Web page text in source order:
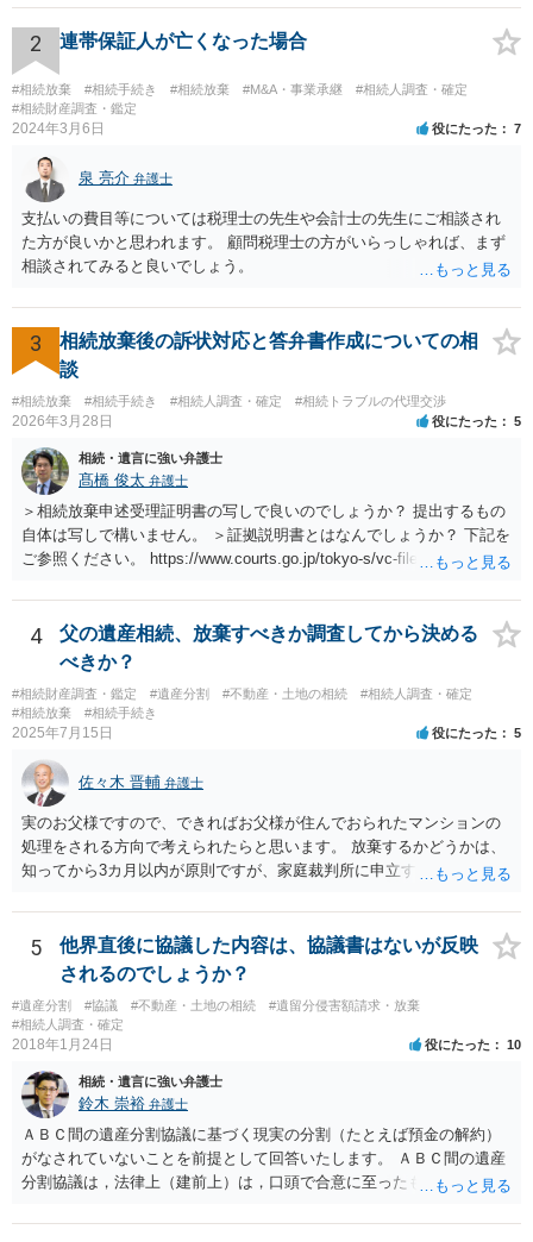
2 連帯保証人が亡くなった場合
#相続放棄 #相続手続き #相続放棄 #M&A・事業承継
#相続人調査・確定
#相続財産調査・鑑定
2024年3月6日 役にたった 7
泉 亮介 弁護士
支払いの費目等については税理士の先生や会計士の先生にご相談され
た方が良いかと思われます。 顧問税理士の方がいらっしゃれば、まず
相談されてみると良いでしょう。
3
相続放棄後の訴状対応と答弁書作成についての相
談
#相続放棄 #相続手続き #相続人調査・確定 #相続トラブルの代理交渉
2026年3月28日 役にたった 5
相続・遺言に強い弁護士
髙橋 俊太 弁護士
＞相続放棄申述受理証明書の写しで良いのでしょうか？ 提出するもの
自体は写しで構いません。 ＞証拠説明書とはなんでしょうか？ 下記を
ご参照ください。 https://www.courts.go.jp/tokyo-s/vc-files/tokyo-s/file/
4
父の遺産相続、放棄すべきか調査してから決める
べきか？
#相続財産調査・鑑定 #遺産分割 #不動産・土地の相続
#相続人調査・確定
#相続放棄
#相続手続き
2025年7月15日 役にたった 5
佐々木 晋輔 弁護士
実のお父様ですので、できればお父様が住んでおられたマンションの
処理をされる方向で考えられたらと思います。 放棄するかどうかは、
知ってから3カ月以内が原則ですが、家庭裁判所に申立すれば3カ月の
放棄するかどうか決めることができます。 銀行やサラ金が数年も放置
することはありませんので、数年後に借金が発見される可能性はほぼ
ありません。 なお、私が扱った相続放棄を検討していた案件で、期間
伸長して調査したところ、サラ金に対する過払金など相当な財産が見
つかったため相続したという事例がありました。
5
他界直後に協議した内容は、協議書はないが反映
されるのでしょうか？
#遺産分割 #協議 #不動産・土地の相続
#遺留分侵害額請求・放棄
#相続人調査・確定
2018年1月24日 役にたった 10
相続・遺言に強い弁護士
鈴木 崇裕 弁護士
ＡＢＣ間の遺産分割協議に基づく現実の分割（たとえば預金の解約）
がなされていないことを前提として回答いたします。 ＡＢＣ間の遺産
分割協議は，法律上（建前上）は，口頭で合意に至ったものであって
ん。 また，不動産の名義を移転するためには，遺産分割協議書への署